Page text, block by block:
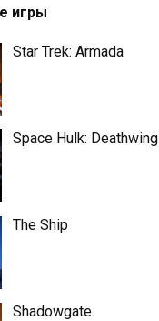
игры
Star Trek: Armada
Space Hulk: Deathwing
The Ship
Shadowgate